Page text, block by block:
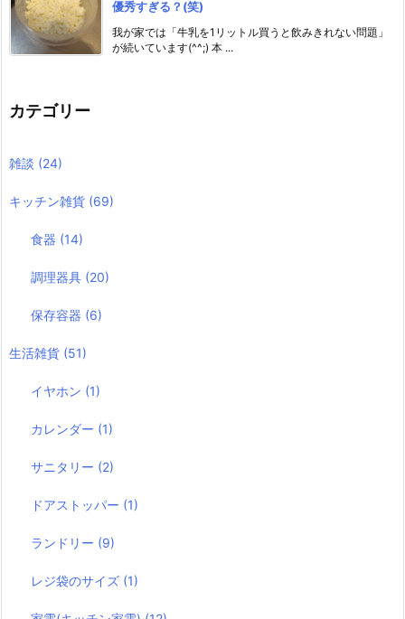
優秀すぎる？(笑)
我が家では「牛乳を1リットル買うと飲みきれない問題」
が続いています(^^;) 本 ...
カテゴリー
雑談 (24)
キッチン雑貨 (69)
食器 (14)
調理器具 (20)
保存容器 (6)
生活雑貨 (51)
イヤホン (1)
カレンダー (1)
サニタリー (2)
ドアストッパー (1)
ランドリー (9)
レジ袋のサイズ (1)